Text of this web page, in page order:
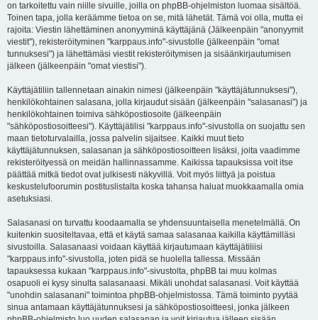
on tarkoitettu vain niille sivuille, joilla on phpBB-ohjelmiston luomaa sisältöä.
Toinen tapa, jolla keräämme tietoa on se, mitä lähetät. Tämä voi olla, mutta ei
rajoita: Viestin lähettäminen anonyyminä käyttäjänä (Jälkeenpäin "anonyymit
viestit"), rekisteröityminen "karppaus.info"-sivustolle (jälkeenpäin "omat
tunnuksesi") ja lähettämäsi viestit rekisteröitymisen ja sisäänkirjautumisen
jälkeen (jälkeenpäin "omat viestisi").
Käyttäjätiliin tallennetaan ainakin nimesi (jälkeenpäin "käyttäjätunnuksesi"),
henkilökohtainen salasana, jolla kirjaudut sisään (jälkeenpäin "salasanasi") ja
henkilökohtainen toimiva sähköpostiosoite (jälkeenpäin
"sähköpostiosoitteesi"). Käyttäjätilisi "karppaus.info"-sivustolla on suojattu sen
maan tietoturvalailla, jossa palvelin sijaitsee. Kaikki muut tieto
käyttäjätunnuksen, salasanan ja sähköpostiosoitteen lisäksi, joita vaadimme
rekisteröityessä on meidän hallinnassamme. Kaikissa tapauksissa voit itse
päättää mitkä tiedot ovat julkisesti näkyvillä. Voit myös liittyä ja poistua
keskustelufoorumin postituslistalta koska tahansa haluat muokkaamalla omia
asetuksiasi.
Salasanasi on turvattu koodaamalla se yhdensuuntaisella menetelmällä. On
kuitenkin suositeltavaa, että et käytä samaa salasanaa kaikilla käyttämilläsi
sivustoilla. Salasanaasi voidaan käyttää kirjautumaan käyttäjätiliisi
"karppaus.info"-sivustolla, joten pidä se huolella tallessa. Missään
tapauksessa kukaan "karppaus.info"-sivustolta, phpBB tai muu kolmas
osapuoli ei kysy sinulta salasanaasi. Mikäli unohdat salasanasi. Voit käyttää
"unohdin salasanani" toimintoa phpBB-ohjelmistossa. Tämä toiminto pyytää
sinua antamaan käyttäjätunnuksesi ja sähköpostiosoitteesi, jonka jälkeen